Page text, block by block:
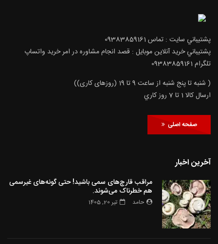
پشتيباني سايت : تماس 09383859161
پشتيباني خريد آنلاين موبايل : قصد انجام مشاوره در امر خرید واتساپ
تلگرام 09383859161
( شنبه تا پنج شنبه از ساعت 9 تا 19 (روزهای کاری))
ارسال كالا 1 تا 7 روز كاري
صفحه اصلی
آخرین اخبار
مراقب قارچ‌های سمی باشید! حتی گونه‌های غیرسمی
هم خطرناک می‌شوند.
حامد تیر 20, 1405